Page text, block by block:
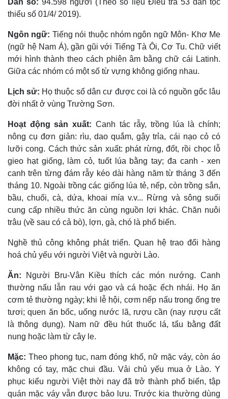
Dân số:94.598 người (Theo số liệu Điều tra 53 dân tộc
thiểu số 01/4/ 2019).
Ngôn ngữ: Tiếng nói thuộc nhóm ngôn ngữ Môn- Khơ Me
(ngữ hệ Nam Á), gần gũi với Tiếng Tà Ôi, Cơ Tu. Chữ viết
mới hình thành theo cách phiên âm bằng chữ cái Latinh.
Giữa các nhóm có một số từ vựng không giống nhau.
Lịch sử: Họ thuộc số dân cư được coi là có nguồn gốc lâu
đời nhất ở vùng Trường Sơn.
Hoạt động sản xuất: Canh tác rẫy, trồng lúa là chính;
nông cụ đơn giản: rìu, dao quắm, gậy trỉa, cái nạo cỏ có
lưỡi cong. Cách thức sản xuất: phát rừng, đốt, rồi chọc lỗ
gieo hạt giống, làm cỏ, tuốt lúa bằng tay; đa canh - xen
canh trên từng đám rẫy kéo dài hàng năm từ tháng 3 đến
tháng 10. Ngoài trồng các giống lúa tẻ, nếp, còn trồng sắn,
bầu, chuối, cà, dứa, khoai mía v.v... Rừng và sông suối
cung cấp nhiều thức ăn cùng nguồn lợi khác. Chăn nuôi
trâu (về sau có cả bò), lợn, gà, chó là phổ biến.
Nghề thủ công không phát triển. Quan hệ trao đổi hàng
hoá chủ yếu với người Việt và người Lào.
Ăn: Người Bru-Vân Kiều thích các món nướng. Canh
thường nấu lẫn rau với gạo và cá hoặc ếch nhái. Họ ăn
cơm tẻ thường ngày; khi lễ hội, cơm nếp nấu trong ống tre
tươi; quen ăn bốc, uống nước lã, rượu cần (nay rượu cất
là thông dụng). Nam nữ đều hút thuốc lá, tẩu bằng đất
nung hoặc làm từ cây le.
Mặc:Theo phong tục, nam đóng khố, nữ mặc váy, còn áo
không có tay, mặc chui đầu. Vải chủ yếu mua ở Lào. Y
phục kiểu người Việt thời nay đã trở thành phổ biến, tập
quán mặc váy vẫn được bảo lưu. Trước kia thường dùng